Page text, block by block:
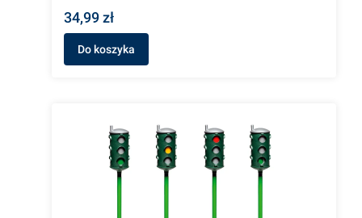
34,99 zł
Do koszyka